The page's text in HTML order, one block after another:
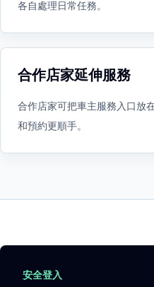
各自處理日常任務。
合作店家延伸服務
合作店家可把車主服務入口放
和預約更順手。
安全登入